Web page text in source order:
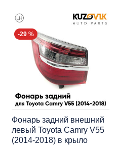
-29 %
Фонарь задний внешний
левый Toyota Camry V55
(2014-2018) в крыло